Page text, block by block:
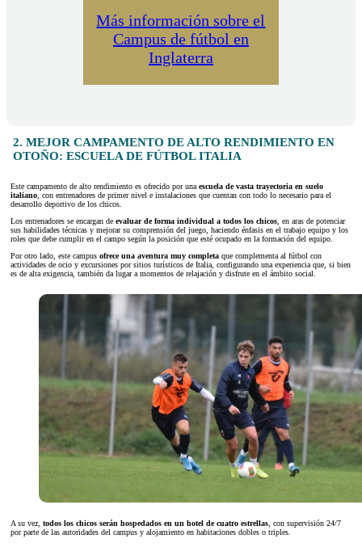
Más información sobre el
Campus de fútbol en
Inglaterra
2. MEJOR CAMPAMENTO DE ALTO RENDIMIENTO EN
OTOÑO: ESCUELA DE FÚTBOL ITALIA
Este campamento de alto rendimiento es ofrecido por una escuela de vasta trayectoria en suelo
italiano , con entrenadores de primer nivel e instalaciones que cuentan con todo lo necesario para el
desarrollo deportivo de los chicos.
Los entrenadores se encargan de evaluar de forma individual a todos los chicos , en aras de potenciar
sus habilidades técnicas y mejorar su comprensión del juego, haciendo énfasis en el trabajo equipo y los
roles que debe cumplir en el campo según la posición que esté ocupado en la formación del equipo.
Por otro lado, este campus ofrece una aventura muy completa que complementa al fútbol con
actividades de ocio y excursiones por sitios turísticos de Italia, configurando una experiencia que, si bien
es de alta exigencia, también da lugar a momentos de relajación y disfrute en el ámbito social.
A su vez, todos los chicos serán hospedados en un hotel de cuatro estrellas , con supervisión 24/7
por parte de las autoridades del campus y alojamiento en habitaciones dobles o triples.